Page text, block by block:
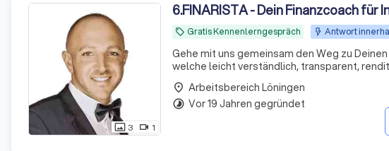
photo_size_select_actual 3 videocam 1
6.FINARISTA - Dein Finanzcoach
local_offer Gratis Kennenlerngespräch Antwort
Gehe mit uns gemeinsam den Weg zu
welche leicht verständlich, transparent,
versteckte Kosten & endlich mehr Gewinn
place Arbeitsbereich Löningen
timelapse Vor 19 Jahren gegründet